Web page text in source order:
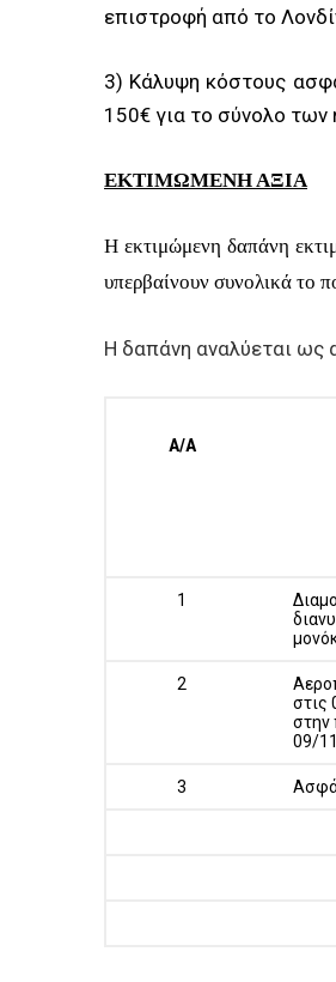
επιστροφή από το
3) Κάλυψη κόστους
150€ για το σύνολο των
ΕΚΤΙΜΩΜΕΝΗ ΑΞΙΑ
Η εκτιμώμενη δαπάνη
υπερβαίνουν συνολικά το
Η δαπάνη αναλύεται ως
Α/Α
1
2
στις
στην
09/
3